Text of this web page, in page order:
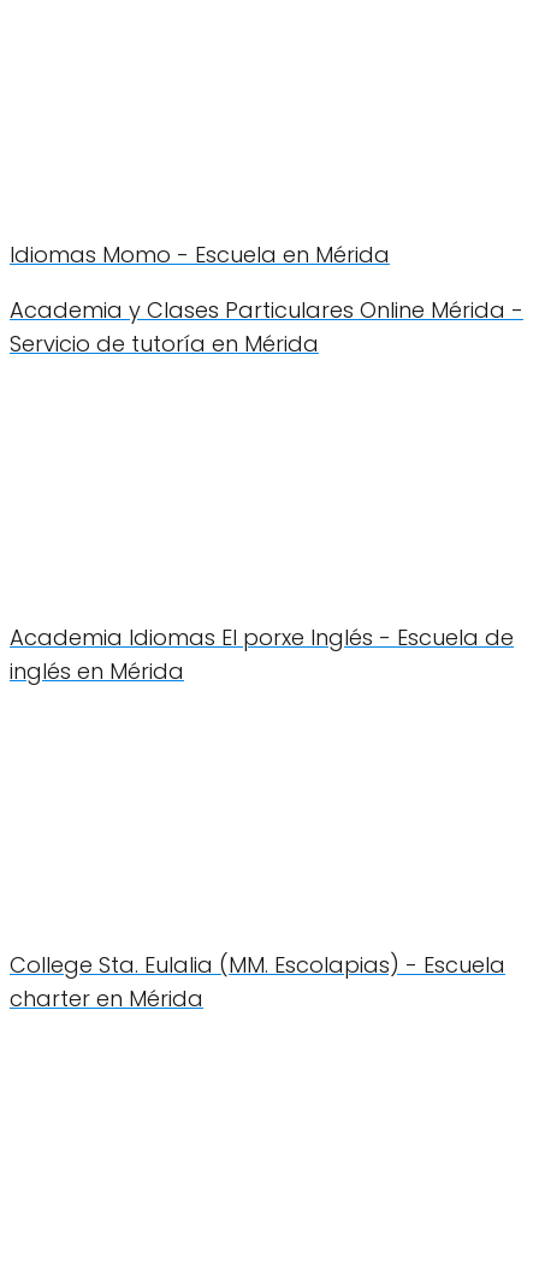
Idiomas Momo - Escuela en Mérida
Academia y Clases Particulares Online Mérida -
Servicio de tutoría en Mérida
Academia Idiomas El porxe Inglés - Escuela de
inglés en Mérida
College Sta. Eulalia (MM. Escolapias) - Escuela
charter en Mérida